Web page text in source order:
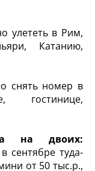
улететь в Рим,
Катанию,
снять номер в
гостинице,
на двоих:
сентябре туда-
от 50 тыс.р.,